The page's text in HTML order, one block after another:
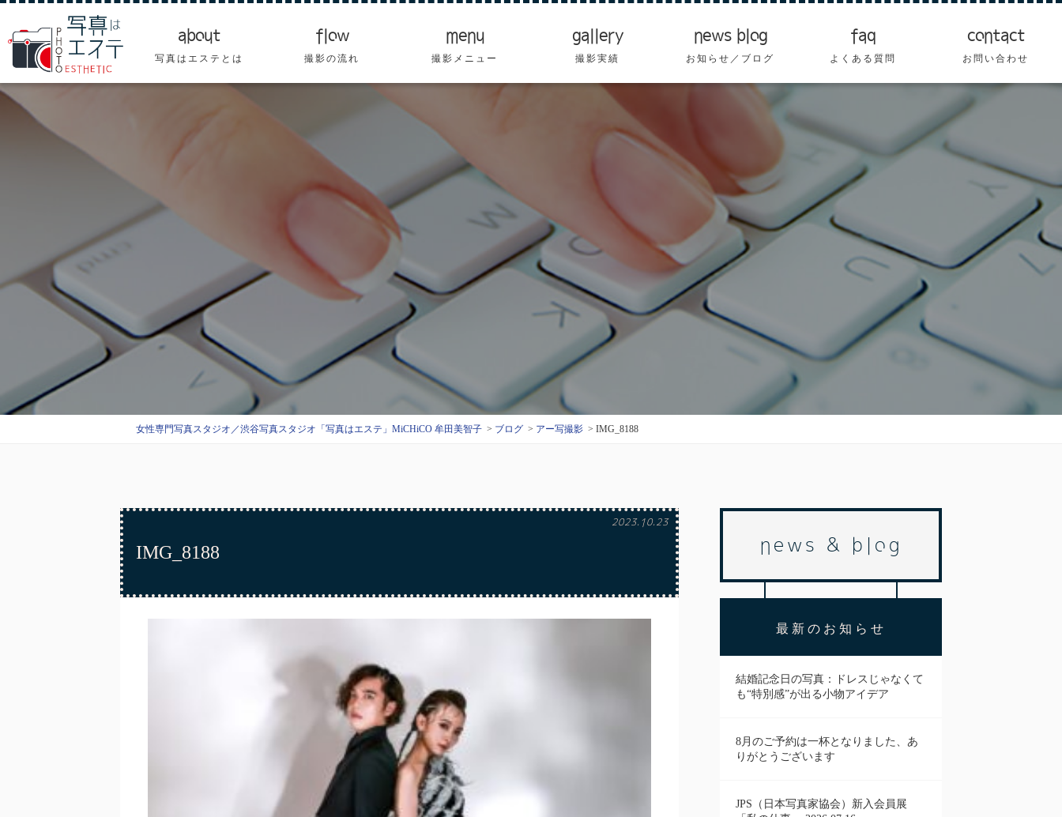
about
写真はエステとは
flow
撮影の流れ
menu
撮影メニュー
gallery
撮影実績
news blog
お知らせ／ブログ
faq
よくある質問
contact
お問い合わせ
女性専門写真スタジオ／渋谷写真スタジオ「写真はエステ」MiCHiCO 牟田美智子 ブログ アー写撮影 IMG_8188
2023.10.23
IMG_8188 news & blog
最新のお知らせ
結婚記念日の写真：ドレスじゃなくて
も“特別感”が出る小物アイデア
8月のご予約は一杯となりました、あ
りがとうございます
JPS（日本写真家協会）新入会員展